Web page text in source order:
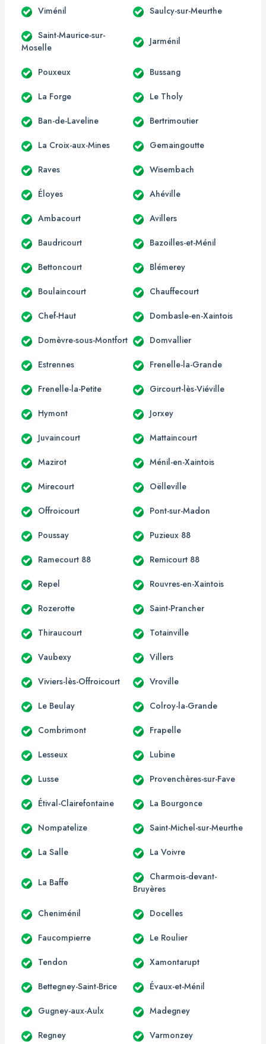
Viménil Saulcy-sur-Meurthe
Saint-Maurice-sur-
Moselle
Jarménil
Pouxeux Bussang
La Forge Le Tholy
Ban-de-Laveline Bertrimoutier
La Croix-aux-Mines Gemaingoutte
Raves Wisembach
Éloyes Ahéville
Ambacourt Avillers
Baudricourt Bazoilles-et-Ménil
Bettoncourt Blémerey
Boulaincourt Chauffecourt
Chef-Haut Dombasle-en-Xaintois
Domèvre-sous-Montfort Domvallier
Estrennes Frenelle-la-Grande
Frenelle-la-Petite Gircourt-lès-Viéville
Hymont Jorxey
Juvaincourt Mattaincourt
Mazirot Ménil-en-Xaintois
Mirecourt Oëlleville
Offroicourt Pont-sur-Madon
Poussay Puzieux 88
Ramecourt 88 Remicourt 88
Repel Rouvres-en-Xaintois
Rozerotte Saint-Prancher
Thiraucourt Totainville
Vaubexy Villers
Viviers-lès-Offroicourt Vroville
Le Beulay Colroy-la-Grande
Combrimont Frapelle
Lesseux Lubine
Lusse Provenchères-sur-Fave
Étival-Clairefontaine La Bourgonce
Nompatelize Saint-Michel-sur-Meurthe
La Salle La Voivre
La Baffe
Charmois-devant-
Bruyères
Cheniménil Docelles
Faucompierre Le Roulier
Tendon Xamontarupt
Bettegney-Saint-Brice Évaux-et-Ménil
Gugney-aux-Aulx Madegney
Regney Varmonzey